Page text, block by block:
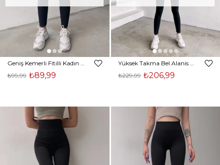
₺89,99
₺99,99 ₺206,99
₺229,99